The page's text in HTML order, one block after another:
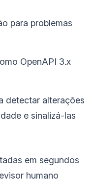
para problemas
OpenAPI 3.x
detectar alterações
e sinalizá-las
em segundos
humano